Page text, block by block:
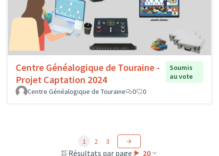
Centre Généalogique de Touraine -
Projet Captation 2024
Soumis
au vote
Centre Généalogique de Touraine
0 0
Résultats par page : 20
1 2 3